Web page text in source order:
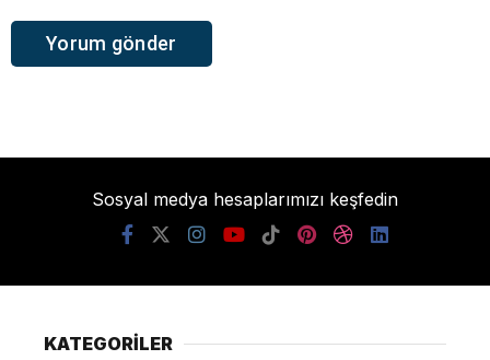
Sosyal medya hesaplarımızı keşfedin
KATEGORİLER